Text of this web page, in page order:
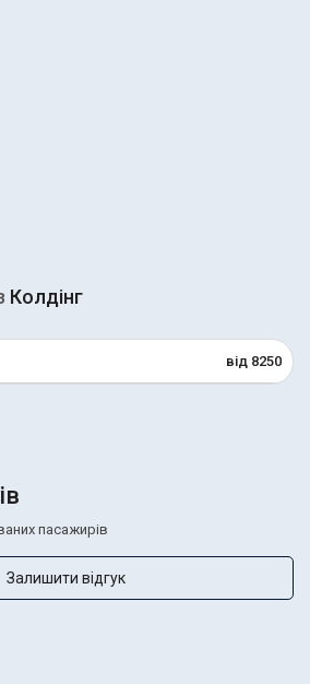
Колдінг
від 8250
пасажирів
Залишити відгук